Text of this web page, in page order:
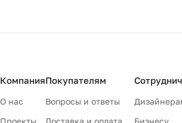
Компания
О нас
Проекты
Покупателям
Вопросы и ответы
Доставка и оплата
Бизнесу